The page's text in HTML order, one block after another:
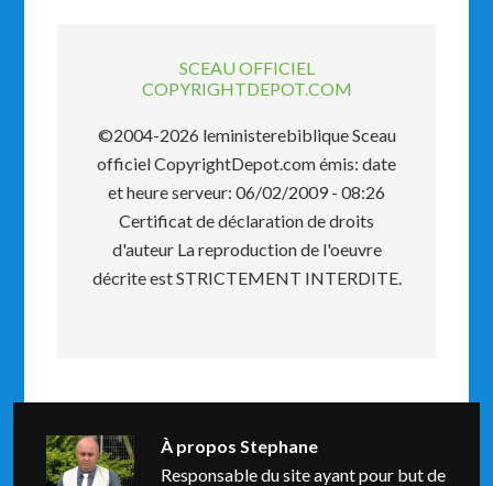
SCEAU OFFICIEL
COPYRIGHTDEPOT.COM
©2004-2026 leministerebiblique Sceau
officiel CopyrightDepot.com émis: date
et heure serveur: 06/02/2009 - 08:26
Certificat de déclaration de droits
d'auteur La reproduction de l'oeuvre
décrite est STRICTEMENT INTERDITE.
À proposStephane
Responsable du site ayant pour but de